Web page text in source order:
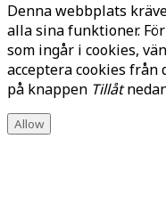
Denna webbplats
alla sina funktioner.
som ingår i cookies,
acceptera cookies
på knappen Tillåt
Allow